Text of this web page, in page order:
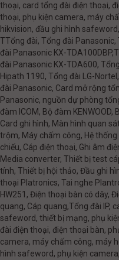
thoại, card tổng đài điện thoại,
thoại, phụ kiện camera, máy
hikvision, đầu ghi hình
TTổng đài, Tổng đài
đài Panasonic KX-
đài Panasonic KX-TDA600,
Hipath 1190, Tổng đài LG-
đài Panasonic, Card mở rộng
Panasonic, nguồn dự phòng
đàm ICOM, Bộ đàm
Card ghi hình, Màn hình quan
trộm, Máy chấm công, Hệ
chiếu, Cáp điện thoại, Ghi âm
Media converter, Thiết bị test
tính, Thiết bị hội thảo, Đầu ghi
thoại Platronics, Tai nghe
HW251, Điện thoại bàn có dây,
quang, Cáp quang,Tổng đài IP,
safeword, thiết bị mạng, phụ
đài điện thoại, điện thoại bàn,
camera, máy chấm công, máy
hình safeword, phụ kiện